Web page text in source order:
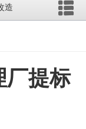
造
厂提标